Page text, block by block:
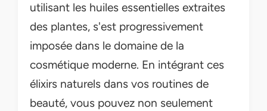
utilisant les huiles essentielles extraites
des plantes, s'est progressivement
imposée dans le domaine de la
cosmétique moderne. En intégrant ces
élixirs naturels dans vos routines de
beauté, vous pouvez non seulement